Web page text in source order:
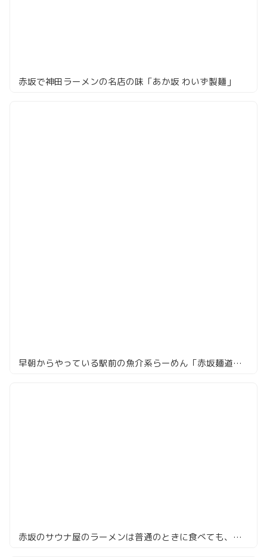
赤坂で神田ラーメンの名店の味「あか坂 わいず製麺」
早朝からやっている駅前の魚介系らーめん「赤坂麺道 いってつ」
赤坂のサウナ屋のラーメンは普通のときに食べても、まぁ旨い「サ麺」